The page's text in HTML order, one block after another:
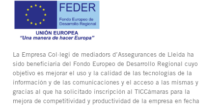
La Empresa Col·legi de mediadors d’Assegurances de Lleida ha
sido beneficiaria del Fondo Europeo de Desarrollo Regional cuyo
objetivo es mejorar el uso y la calidad de las tecnologías de la
información y de las comunicaciones y el acceso a las mismas y
gracias al que ha solicitado inscripción al TICCámaras para la
mejora de competitividad y productividad de la empresa en fecha